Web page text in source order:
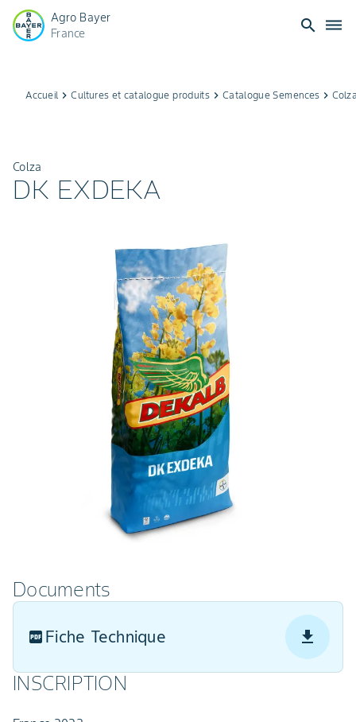
Agro Bayer
France
search dehaze
Accueil keyboard_arrow_rightCultures et catalogue produitskeyboard_arrow_right Catalogue Semences keyboard_arrow_right
Colza
DK EXDEKA
Documents
Fiche Technique
INSCRIPTION